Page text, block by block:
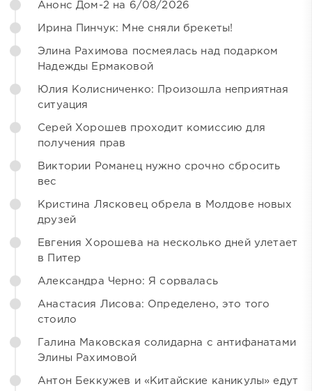
Анонс Дом-2 на 6/08/2026
Ирина Пинчук: Мне сняли брекеты!
Элина Рахимова посмеялась над подарком
Надежды Ермаковой
Юлия Колисниченко: Произошла неприятная
ситуация
Серей Хорошев проходит комиссию для
получения прав
Виктории Романец нужно срочно сбросить
вес
Кристина Лясковец обрела в Молдове новых
друзей
Евгения Хорошева на несколько дней улетает
в Питер
Александра Черно: Я сорвалась
Анастасия Лисова: Определено, это того
стоило
Галина Маковская солидарна с антифанатами
Элины Рахимовой
Антон Беккужев и «Китайские каникулы» едут